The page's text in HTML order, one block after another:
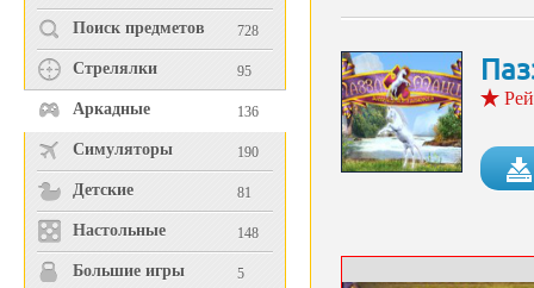
Поиск предметов 728
Стрелялки 95
Аркадные 136
Симуляторы 190
Детские 81
Настольные 148
Большие игры 5